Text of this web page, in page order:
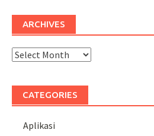
ARCHIVES
Archives
CATEGORIES
Aplikasi